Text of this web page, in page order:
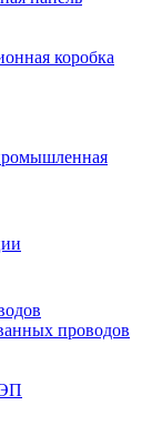
коробка
проводов